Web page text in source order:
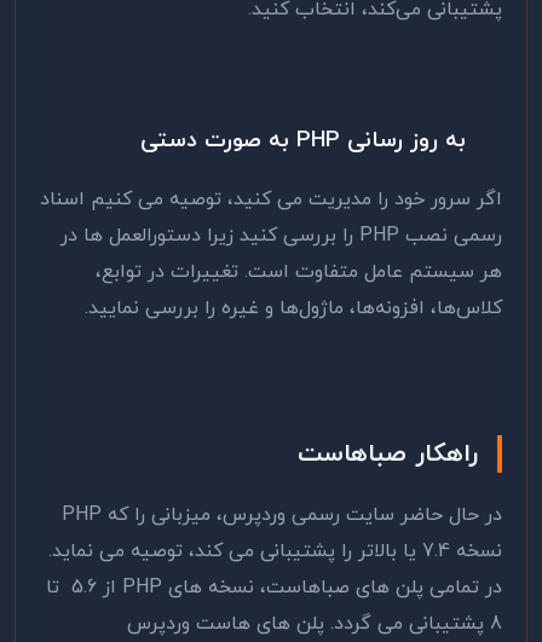
پشتیبانی می‌کند، انتخاب کنید.
به روز رسانی PHP به صورت دستی
اگر سرور خود را مدیریت می کنید، توصیه می کنیم اسناد
رسمی نصب PHP را بررسی کنید زیرا دستورالعمل ها در
هر سیستم عامل متفاوت است. تغییرات در توابع،
کلاس‌ها، افزونه‌ها، ماژول‌ها و غیره را بررسی نمایید.
راهکار صباهاست
در حال حاضر سایت رسمی وردپرس، میزبانی را که PHP
نسخه 7.4 یا بالاتر را پشتیبانی می کند، توصیه می نماید.
در تمامی پلن های صباهاست، نسخه های PHP از 5.6 تا
8 پشتیبانی می گردد. پلن های هاست وردپرس